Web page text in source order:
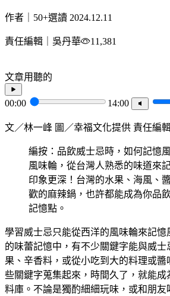
作者｜50+選讀 2024.12.11
責任編輯｜吳丹華 11,381
文章用聽的
00:00 14:00
文／林一峰 圖／幸福文化提供 責任編
編按：品飲威士忌時，如何記憶
風味輪，從台灣人熟悉的味道來
印象更深！台灣的水果、海風、
歡的麻辣鍋，也許都能成為你品
記憶點。
學習威士忌只能從西洋的風味輪來記憶
的味蕾記憶中，有不少關鍵字能與威
果、辛香料，或從小吃到大的料理或
些關鍵字蒐集起來，時間久了，就能成
料庫。不論是獨酌細細玩味，或和朋